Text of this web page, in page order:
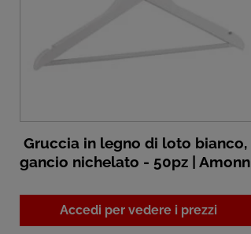
Gruccia in legno di loto bianco,
gancio nichelato - 50pz | Amonn
Accedi per vedere i prezzi